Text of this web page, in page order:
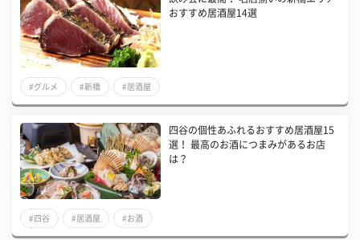
おすすめ居酒屋14選
#グルメ #新橋 #居酒屋
四谷の個性あふれるおすすめ居酒屋15
選！ 最高のお酒につまみがあるお店
は？
#四谷 #居酒屋 #お酒